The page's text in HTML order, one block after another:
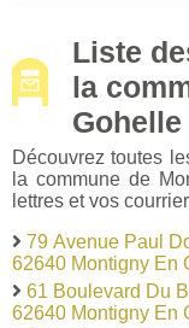
Liste
la
Gohelle
Découvrez toutes
la commune de
lettres et vos
79 Avenue Paul
62640 Montigny En
61 Boulevard Du
62640 Montigny En